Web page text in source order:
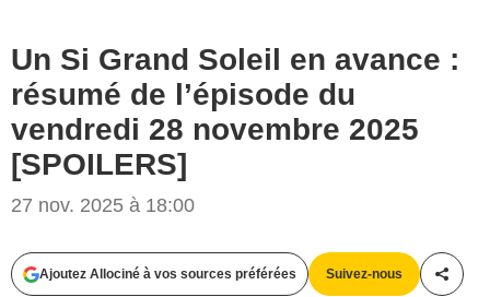
Un Si Grand Soleil en avance :
résumé de l’épisode du
vendredi 28 novembre 2025
[SPOILERS]
27 nov. 2025 à 18:00
Ajoutez Allociné à vos sources préférées Suivez-nous